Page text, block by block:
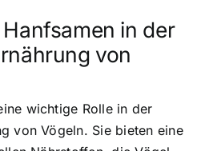
Hanfsamen in der
von
wichtige Rolle in der
von Vögeln. Sie bieten eine